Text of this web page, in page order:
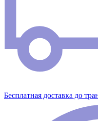
Бесплатная доставка до